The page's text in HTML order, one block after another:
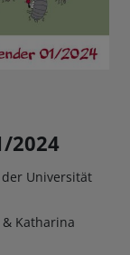
2024
Universität
Katharina